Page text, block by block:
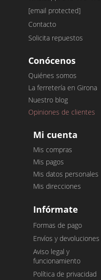
[email protected]
Contacto
Solicita repuestos
Conócenos
Quiénes somos
La ferretería en Girona
Nuestro blog
Opiniones de clientes
Mi cuenta
Mis compras
Mis pagos
Mis datos personales
Mis direcciones
Infórmate
Formas de pago
Envíos y devoluciones
Aviso legal y
funcionamiento
Política de privacidad